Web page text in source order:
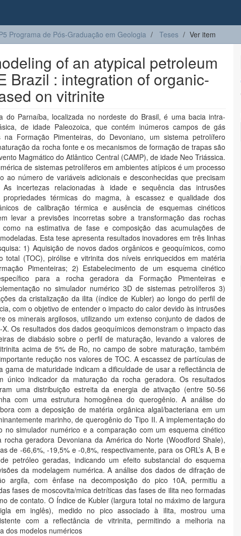
Programa de Pós-Graduação em Geologia Teses Ver item
of an atypical petroleum
Brazil : integration of organic-
on vitrinite
do Parnaíba, localizada no nordeste do Brasil, é uma bacia intra-
de idade Paleozoica, que contém inúmeros campos de gás
na Formação Pimenteiras, do Devoniano, um sistema petrolífero
da rocha fonte e os mecanismos de formação de trapas são
Magmático do Atlântico Central (CAMP), de idade Neo Triássica.
de sistemas petrolíferos em ambientes atípicos é um processo
ao número de variáveis adicionais e desconhecidas que precisam
As incertezas relacionadas à idade e sequência das intrusões
propriedades térmicas do magma, à escassez e qualidade dos
de calibração térmica e ausência de esquemas cinéticos
levar a previsões incorretas sobre a transformação das rochas
como na estimativa de fase e composição das acumulações de
Esta tese apresenta resultados inovadores em três linhas
1) Aquisição de novos dados orgânicos e geoquímicos, como
total (TOC), pirólise e vitrinita dos níveis enriquecidos em matéria
Pimenteiras; 2) Estabelecimento de um esquema cinético
para a rocha geradora da Formação Pimenteiras e
no simulador numérico 3D de sistemas petrolíferos 3)
da cristalização da ilita (índice de Kubler) ao longo do perfil de
com o objetivo de entender o impacto do calor devido às intrusões
os minerais argilosos, utilizando um extenso conjunto de dados de
Os resultados dos dados geoquímicos demonstram o impacto das
de diabásio sobre o perfil de maturação, levando a valores de
acima de 5% de Ro, no campo de sobre maturação, também
redução nos valores de TOC. A escassez de partículas de
gama de maturidade indicam a dificuldade de usar a reflectância de
único indicador da maturação da rocha geradora. Os resultados
uma distribuição estreita da energia de ativação (entre 50-56
com uma estrutura homogênea do querogênio. A análise do
com a deposição de matéria orgânica algal/bacteriana em um
marinho, de querogênio do Tipo II. A implementação do
no simulador numérico e a comparação com um esquema cinético
rocha geradora Devoniana da América do Norte (Woodford Shale),
de -66,6%, -19,5% e -0,8%, respectivamente, para os ORL’s A, B e
petróleo geradas, indicando um efeito substancial do esquema
da modelagem numérica. A análise dos dados de difração de
argila, com ênfase na decomposição do pico 10A, permitiu a
fases de moscovita/mica detríticas das fases de ilita neo formadas
de contato. O Índice de Kubler (largura total no máximo de largura
em inglês), medido no pico associado à ilita, mostrou uma
com a reflectância de vitrinita, permitindo a melhoria na
dos modelos numéricos